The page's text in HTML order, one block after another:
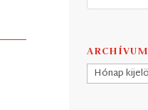
ARCHÍVUM
Archívum